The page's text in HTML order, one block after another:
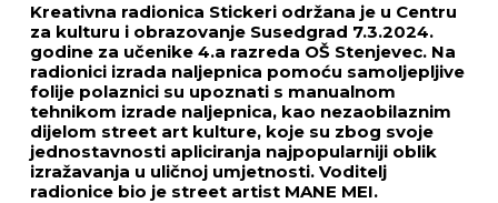
Kreativna radionica Stickeri održana je u Centru
za kulturu i obrazovanje Susedgrad 7.3.2024.
godine za učenike 4.a razreda OŠ Stenjevec. Na
radionici izrada naljepnica pomoću samoljepljive
folije polaznici su upoznati s manualnom
tehnikom izrade naljepnica, kao nezaobilaznim
dijelom street art kulture, koje su zbog svoje
jednostavnosti apliciranja najpopularniji oblik
izražavanja u uličnoj umjetnosti. Voditelj
radionice bio je street artist MANE MEI.